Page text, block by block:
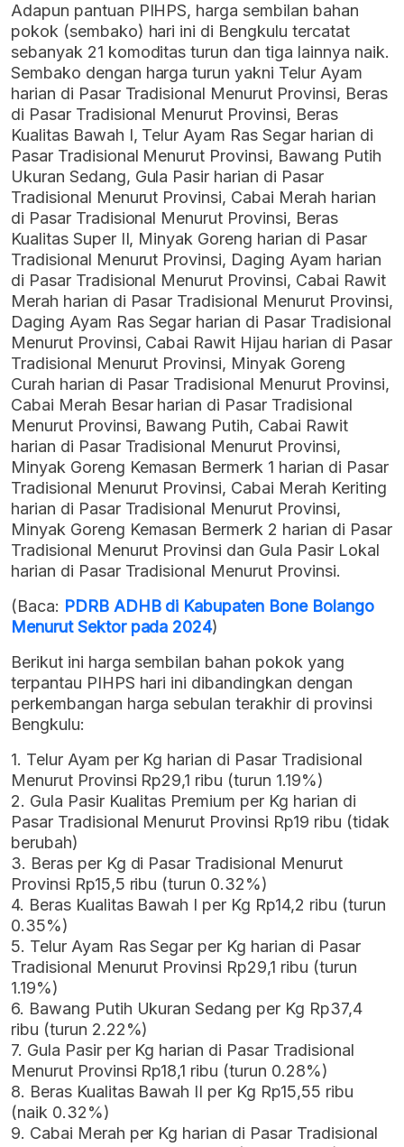
Adapun pantuan PIHPS, harga sembilan bahan
pokok (sembako) hari ini di Bengkulu tercatat
sebanyak 21 komoditas turun dan tiga lainnya naik.
Sembako dengan harga turun yakni Telur Ayam
harian di Pasar Tradisional Menurut Provinsi, Beras
di Pasar Tradisional Menurut Provinsi, Beras
Kualitas Bawah I, Telur Ayam Ras Segar harian di
Pasar Tradisional Menurut Provinsi, Bawang Putih
Ukuran Sedang, Gula Pasir harian di Pasar
Tradisional Menurut Provinsi, Cabai Merah harian
di Pasar Tradisional Menurut Provinsi, Beras
Kualitas Super II, Minyak Goreng harian di Pasar
Tradisional Menurut Provinsi, Daging Ayam harian
di Pasar Tradisional Menurut Provinsi, Cabai Rawit
Merah harian di Pasar Tradisional Menurut Provinsi,
Daging Ayam Ras Segar harian di Pasar Tradisional
Menurut Provinsi, Cabai Rawit Hijau harian di Pasar
Tradisional Menurut Provinsi, Minyak Goreng
Curah harian di Pasar Tradisional Menurut Provinsi,
Cabai Merah Besar harian di Pasar Tradisional
Menurut Provinsi, Bawang Putih, Cabai Rawit
harian di Pasar Tradisional Menurut Provinsi,
Minyak Goreng Kemasan Bermerk 1 harian di Pasar
Tradisional Menurut Provinsi, Cabai Merah Keriting
harian di Pasar Tradisional Menurut Provinsi,
Minyak Goreng Kemasan Bermerk 2 harian di Pasar
Tradisional Menurut Provinsi dan Gula Pasir Lokal
harian di Pasar Tradisional Menurut Provinsi.
(Baca: PDRB ADHB di Kabupaten Bone Bolango
Menurut Sektor pada 2024)
Berikut ini harga sembilan bahan pokok yang
terpantau PIHPS hari ini dibandingkan dengan
perkembangan harga sebulan terakhir di provinsi
Bengkulu:
1. Telur Ayam per Kg harian di Pasar Tradisional
Menurut Provinsi Rp29,1 ribu (turun 1.19%)
2. Gula Pasir Kualitas Premium per Kg harian di
Pasar Tradisional Menurut Provinsi Rp19 ribu (tidak
berubah)
3. Beras per Kg di Pasar Tradisional Menurut
Provinsi Rp15,5 ribu (turun 0.32%)
4. Beras Kualitas Bawah I per Kg Rp14,2 ribu (turun
0.35%)
5. Telur Ayam Ras Segar per Kg harian di Pasar
Tradisional Menurut Provinsi Rp29,1 ribu (turun
1.19%)
6. Bawang Putih Ukuran Sedang per Kg Rp37,4
ribu (turun 2.22%)
7. Gula Pasir per Kg harian di Pasar Tradisional
Menurut Provinsi Rp18,1 ribu (turun 0.28%)
8. Beras Kualitas Bawah II per Kg Rp15,55 ribu
(naik 0.32%)
9. Cabai Merah per Kg harian di Pasar Tradisional